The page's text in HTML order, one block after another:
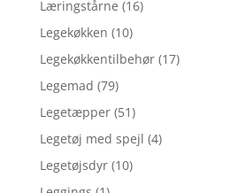
Læringstårne (16)
Legekøkken (10)
Legekøkkentilbehør (17)
Legemad (79)
Legetæpper (51)
Legetøj med spejl (4)
Legetøjsdyr (10)